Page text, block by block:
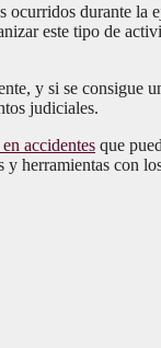
durante
este tipo de
y si se consigue
judiciales.
accidentes que
herramientas con